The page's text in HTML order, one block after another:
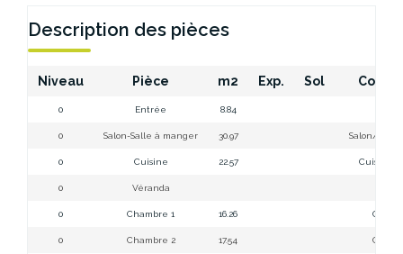
Description des pièces
Niveau Pièce m2 Exp. Sol
0 Entrée 8.84
0 Salon-Salle à manger 30.97 Salon/salle
0 Cuisine 22.57 Cuisine
0 Véranda
0 Chambre 1 16.26
0 Chambre 2 17.54